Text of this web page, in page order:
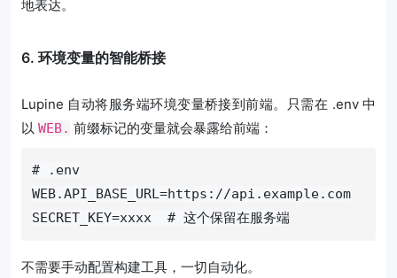
地表达。
6. 环境变量的智能桥接
Lupine 自动将服务端环境变量桥接到前端。只需在 .env 中
以 WEB. 前缀标记的变量就会暴露给前端：
# .env
WEB.API_BASE_URL=https://api.example.com
SECRET_KEY=xxxx  # 这个保留在服务端
不需要手动配置构建工具，一切自动化。